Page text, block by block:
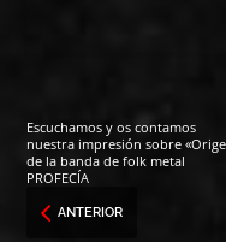
Escuchamos y os contamos
nuestra impresión sobre
de la banda de folk metal
PROFECÍA
ANTERIOR